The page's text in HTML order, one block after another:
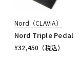
Nord（CLAVIA）
Nord Triple Pedal
¥32,450 （税込）